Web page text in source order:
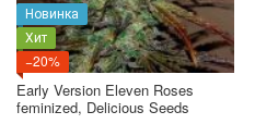
Новинка
Хит
−20%
Early Version Eleven Roses
feminized, Delicious Seeds